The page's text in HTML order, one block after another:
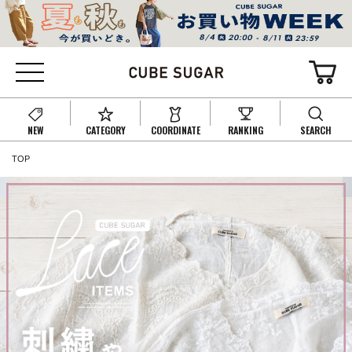
NEW CATEGORY COORDINATE RANKING SEARCH
TOP